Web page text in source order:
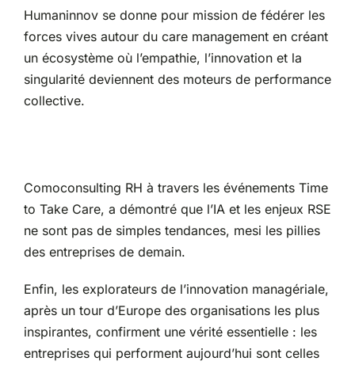
Humaninnov se donne pour mission de fédérer les
forces vives autour du care management en créant
un écosystème où l’empathie, l’innovation et la
singularité deviennent des moteurs de performance
collective.
Comoconsulting RH à travers les événements Time
to Take Care, a démontré que l’IA et les enjeux RSE
ne sont pas de simples tendances, mesi les pillies
des entreprises de demain.
Enfin, les explorateurs de l’innovation managériale,
après un tour d’Europe des organisations les plus
inspirantes, confirment une vérité essentielle : les
entreprises qui performent aujourd’hui sont celles